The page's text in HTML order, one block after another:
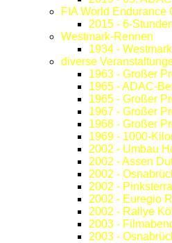
FIA World Endurance
2015 - 6-
Westmark-Rennen
1934 -
diverse
1963 - Großer
1965 - ADAC-
1965 - Großer
1967 - Großer
1968 - Großer
1969 - 1000-
2002 - Umbau
2002 - Assen
2002 -
2002 -
2002 - Euregio
2002 - Rallye
2003 -
2003 -